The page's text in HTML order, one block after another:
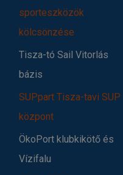
sporteszközök
kölcsönzése
Tisza-tó Sail Vitorlás
bázis
SUPpart Tisza-tavi SUP
központ
ÖkoPort klubkikötő és
Vízifalu